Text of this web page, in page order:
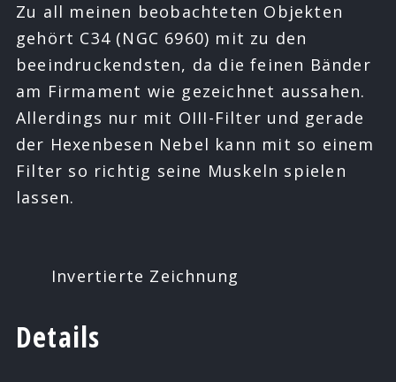
Zu all meinen beobachteten Objekten
gehört C34 (NGC 6960) mit zu den
beeindruckendsten, da die feinen Bänder
am Firmament wie gezeichnet aussahen.
Allerdings nur mit OIII-Filter und gerade
der Hexenbesen Nebel kann mit so einem
Filter so richtig seine Muskeln spielen
lassen.
Invertierte Zeichnung
Details